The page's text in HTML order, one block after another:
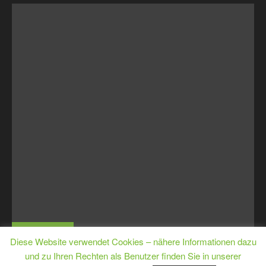
MJugE
Diese Website verwendet Cookies – nähere Informationen dazu
und zu Ihren Rechten als Benutzer finden Sie in unserer